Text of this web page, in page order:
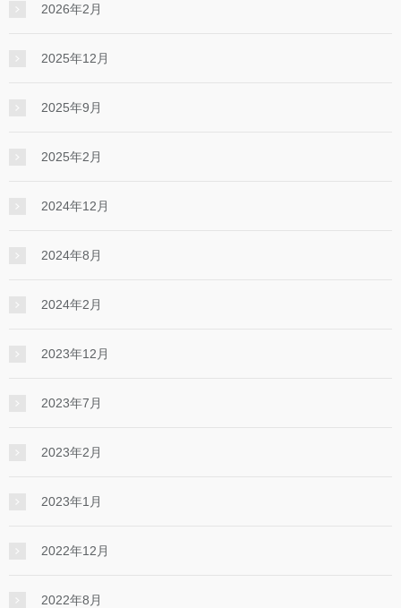
2026年2月
2025年12月
2025年9月
2025年2月
2024年12月
2024年8月
2024年2月
2023年12月
2023年7月
2023年2月
2023年1月
2022年12月
2022年8月